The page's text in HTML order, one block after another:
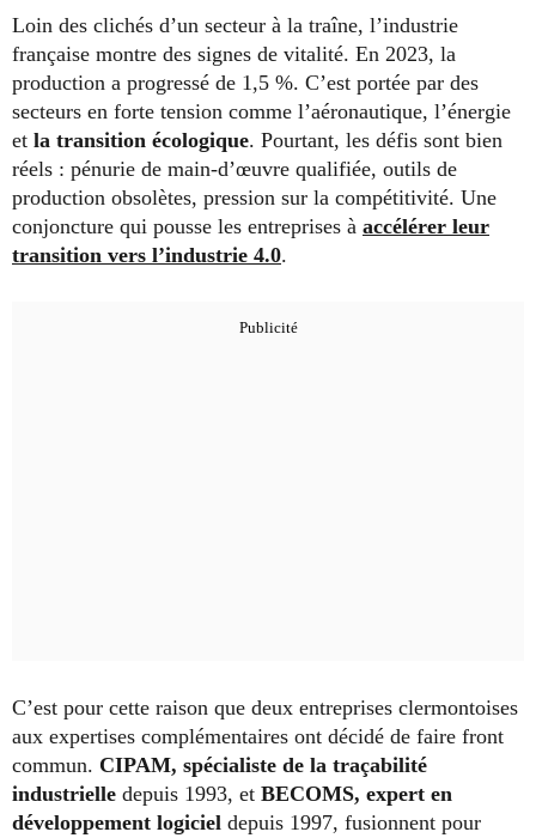
Loin des clichés d’un secteur à la traîne, l’industrie
française montre des signes de vitalité. En 2023, la
production a progressé de 1,5 %. C’est portée par des
secteurs en forte tension comme l’aéronautique, l’énergie
et la transition écologique. Pourtant, les défis sont bien
réels : pénurie de main-d’œuvre qualifiée, outils de
production obsolètes, pression sur la compétitivité. Une
conjoncture qui pousse les entreprises à accélérer leur
transition vers l’industrie 4.0.
C’est pour cette raison que deux entreprises clermontoises
aux expertises complémentaires ont décidé de faire front
commun. CIPAM, spécialiste de la traçabilité
industrielle depuis 1993, et BECOMS, expert en
développement logiciel depuis 1997, fusionnent pour